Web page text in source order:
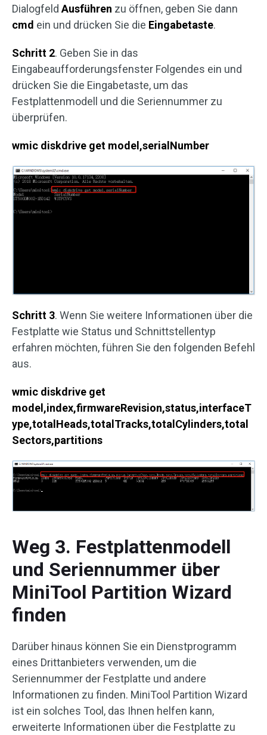
Dialogfeld Ausführen zu öffnen, geben Sie dann
cmd ein und drücken Sie die Eingabetaste.
Schritt 2. Geben Sie in das
Eingabeaufforderungsfenster Folgendes ein und
drücken Sie die Eingabetaste, um das
Festplattenmodell und die Seriennummer zu
überprüfen.
wmic diskdrive get model,serialNumber
Schritt 3. Wenn Sie weitere Informationen über die
Festplatte wie Status und Schnittstellentyp
erfahren möchten, führen Sie den folgenden Befehl
aus.
wmic diskdrive get
model,index,firmwareRevision,status,interfaceT
ype,totalHeads,totalTracks,totalCylinders,total
Sectors,partitions
Weg 3. Festplattenmodell
und Seriennummer über
MiniTool Partition Wizard
finden
Darüber hinaus können Sie ein Dienstprogramm
eines Drittanbieters verwenden, um die
Seriennummer der Festplatte und andere
Informationen zu finden. MiniTool Partition Wizard
ist ein solches Tool, das Ihnen helfen kann,
erweiterte Informationen über die Festplatte zu